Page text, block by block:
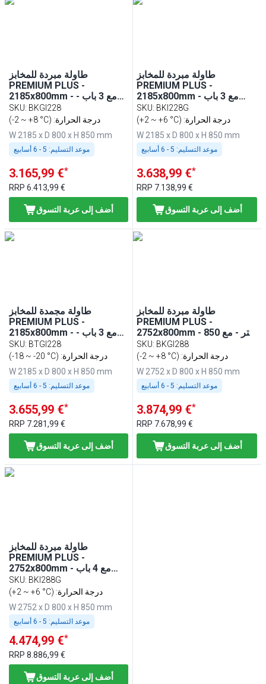
طاولة مبردة للمخابز
PREMIUM PLUS -
2185x800mm - مع 3 باب -
لوح عمل من الغرانيت
SKU: BKGI228
(-2 ~ +8 °C) :درجة الحرارة
W 2185 x D 800 x H 850 mm
موعد التسليم:
3.165,99 €*
RRP 6.413,99 €
أضف إلى عربة التسوق
طاولة مبردة للمخابز
PREMIUM PLUS -
2185x800mm - مع 3 باب
زجاجي - لوح عمل من الغرانيت
SKU: BKI228G
(+2 ~ +6 °C) :درجة الحرارة
W 2185 x D 800 x H 850 mm
موعد التسليم:
3.638,99 €*
RRP 7.138,99 €
أضف إلى عربة التسوق
طاولة مجمدة للمخابز
PREMIUM PLUS -
2185x800mm - مع 3 باب -
لوح عمل من الغرانيت
SKU: BTGI228
(-18 ~ -20 °C) :درجة الحرارة
W 2185 x D 800 x H 850 mm
موعد التسليم:
3.655,99 €*
RRP 7.281,99 €
أضف إلى عربة التسوق
طاولة مبردة للمخابز
PREMIUM PLUS -
2752x800mm - 850 لتر - مع
SKU: BKGI288
(-2 ~ +8 °C) :درجة الحرارة
W 2752 x D 800 x H 850 mm
موعد التسليم:
3.874,99 €*
RRP 7.678,99 €
أضف إلى عربة التسوق
طاولة مبردة للمخابز
PREMIUM PLUS -
2752x800mm - مع 4 باب
زجاجي - لوح عمل من
الغرانيت
SKU: BKI288G
(+2 ~ +6 °C) :درجة الحرارة
W 2752 x D 800 x H 850 mm
موعد التسليم:
4.474,99 €*
RRP 8.886,99 €
أضف إلى عربة التسوق